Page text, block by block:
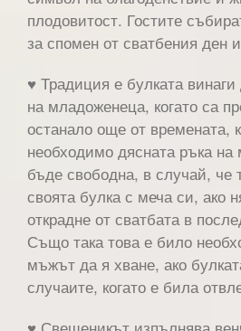
плодовитост. Гостите
за спомен от сватбения ден
♥ Традиция е булката
на младоженеца, когато са
останало още от времената,
необходимо дясната ръка
бъде свободна, в случай, че
своята булка с меча си, ако
открадне от сватбата в
Също така това е било
мъжът да я хване, ако
случаите, когато е била